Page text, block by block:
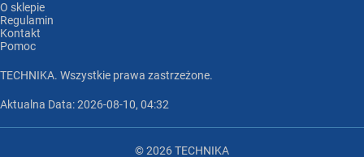
O sklepie
Regulamin
Kontakt
Pomoc
TECHNIKA. Wszystkie prawa zastrzeżone.
Aktualna Data: 2026-08-10, 04:32
© 2026 TECHNIKA